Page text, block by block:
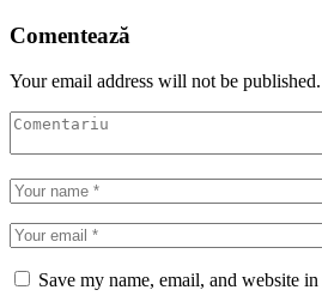
Comentează
Your email address will not be published.
Save my name, email, and website